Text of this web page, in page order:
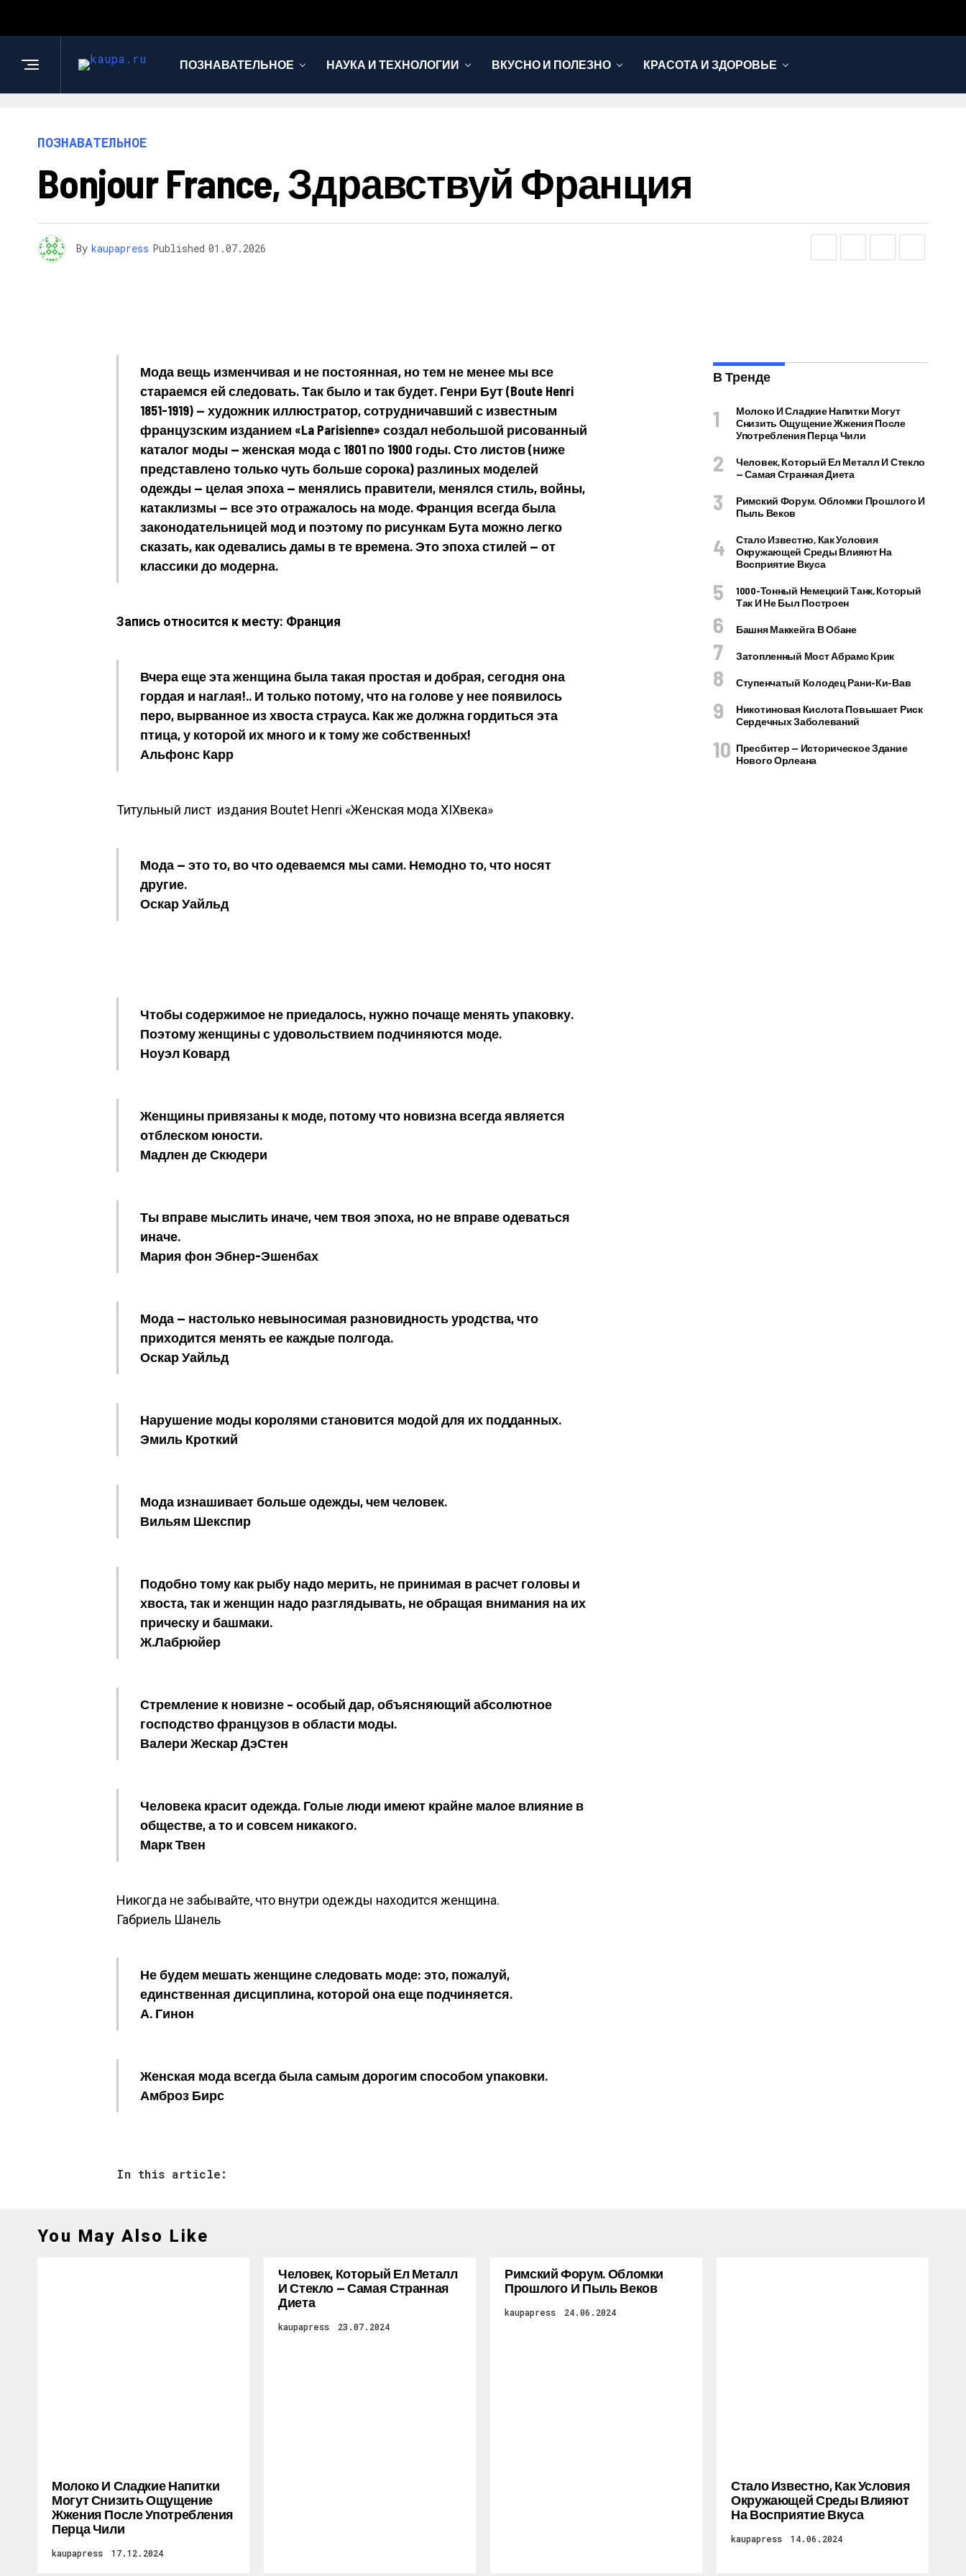
ПОЗНАВАТЕЛЬНОЕ НАУКА И ТЕХНОЛОГИИ ВКУСНО И ПОЛЕЗНО КРАСОТА И ЗДОРОВЬЕ
ПОЗНАВАТЕЛЬНОЕ
Bonjour France, Здравствуй Франция
By kaupapress Published 01.07.2026
Мода вещь изменчивая и не постоянная, но тем не менее мы все
стараемся ей следовать. Так было и так будет. Генри Бут (Boute Henri
1851-1919) — художник иллюстратор, сотрудничавший с известным
французским изданием «La Parisienne» создал небольшой рисованный
каталог моды — женская мода с 1801 по 1900 годы. Сто листов (ниже
представлено только чуть больше сорока) разлиных моделей
одежды — целая эпоха — менялись правители, менялся стиль, войны,
катаклизмы — все это отражалось на моде. Франция всегда была
законодательницей мод и поэтому по рисункам Бута можно легко
сказать, как одевались дамы в те времена. Это эпоха стилей — от
классики до модерна.
Запись относится к месту: Франция
Вчера еще эта женщина была такая простая и добрая, сегодня она
гордая и наглая!.. И только потому, что на голове у нее появилось
перо, вырванное из хвоста страуса. Как же должна гордиться эта
птица, у которой их много и к тому же собственных!
Альфонс Карр
Титульный лист издания Boutet Henri «Женская мода ХIХвека»
Мода — это то, во что одеваемся мы сами. Немодно то, что носят
другие.
Оскар Уайльд
Чтобы содержимое не приедалось, нужно почаще менять упаковку.
Поэтому женщины с удовольствием подчиняются моде.
Ноуэл Ковард
Женщины привязаны к моде, потому что новизна всегда является
отблеском юности.
Мадлен де Скюдери
Ты вправе мыслить иначе, чем твоя эпоха, но не вправе одеваться
иначе.
Мария фон Эбнер-Эшенбах
Мода — настолько невыносимая разновидность уродства, что
приходится менять ее каждые полгода.
Оскар Уайльд
Нарушение моды королями становится модой для их подданных.
Эмиль Кроткий
Мода изнашивает больше одежды, чем человек.
Вильям Шекспир
Подобно тому как рыбу надо мерить, не принимая в расчет головы и
хвоста, так и женщин надо разглядывать, не обращая внимания на их
прическу и башмаки.
Ж.Лабрюйер
Стремление к новизне – особый дар, объясняющий абсолютное
господство французов в области моды.
Валери Жескар ДэСтен
Человека красит одежда. Голые люди имеют крайне малое влияние в
обществе, а то и совсем никакого.
Марк Твен
Никогда не забывайте, что внутри одежды находится женщина.
Габриель Шанель
Не будем мешать женщине следовать моде: это, пожалуй,
единственная дисциплина, которой она еще подчиняется.
А. Гинон
Женская мода всегда была самым дорогим способом упаковки.
Амброз Бирс
In this article:
В Тренде
Молоко И Сладкие Напитки Могут
Снизить Ощущение Жжения После
Употребления Перца Чили
Человек, Который Ел Металл И Стекло
— Самая Странная Диета
Римский Форум. Обломки Прошлого И
Пыль Веков
Стало Известно, Как Условия
Окружающей Среды Влияют На
Восприятие Вкуса
1000-Тонный Немецкий Танк, Который
Так И Не Был Построен
Башня Маккейга В Обане
Затопленный Мост Абрамс Крик
Ступенчатый Колодец Рани-Ки-Вав
Никотиновая Кислота Повышает Риск
Сердечных Заболеваний
Пресбитер — Историческое Здание
Нового Орлеана
You May Also Like
Молоко И Сладкие Напитки
Могут Снизить Ощущение
Жжения После Употребления
Перца Чили
kaupapress 17.12.2024
Человек, Который Ел Металл
И Стекло — Самая Странная
Диета
kaupapress 23.07.2024
Римский Форум. Обломки
Прошлого И Пыль Веков
kaupapress 24.06.2024
Стало Известно, Как Условия
Окружающей Среды Влияют
На Восприятие Вкуса
kaupapress 14.06.2024